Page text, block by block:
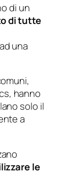
di un
di tutte
una
hanno
solo il
a
le